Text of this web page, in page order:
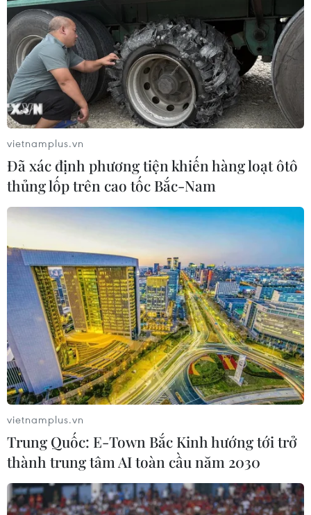
vietnamplus.vn
Đã xác định phương tiện khiến hàng loạt ôtô
thủng lốp trên cao tốc Bắc-Nam
vietnamplus.vn
Trung Quốc: E-Town Bắc Kinh hướng tới trở
thành trung tâm AI toàn cầu năm 2030